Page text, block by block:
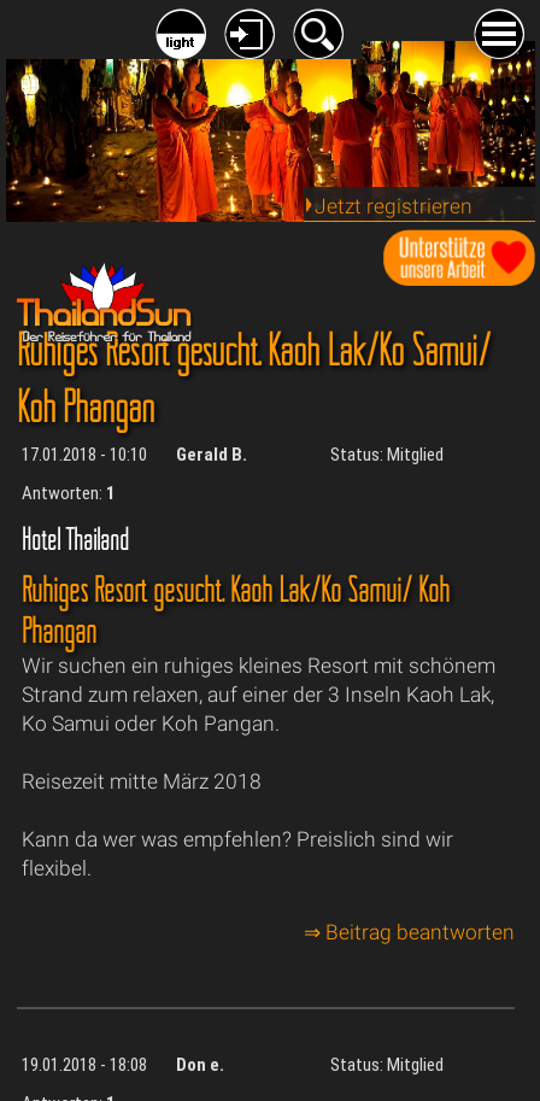
Jetzt registrieren
Ruhiges Resort gesucht. Kaoh Lak/Ko Samui/
Koh Phangan
17.01.2018 - 10:10 Gerald B.
Status: Mitglied
Antworten: 1
Hotel Thailand
Ruhiges Resort gesucht. Kaoh Lak/Ko Samui/ Koh
Phangan
Wir suchen ein ruhiges kleines Resort mit schönem
Strand zum relaxen, auf einer der 3 Inseln Kaoh Lak,
Ko Samui oder Koh Pangan.
Reisezeit mitte März 2018
Kann da wer was empfehlen? Preislich sind wir
flexibel.
⇒ Beitrag beantworten
19.01.2018 - 18:08 Don e.
Status: Mitglied